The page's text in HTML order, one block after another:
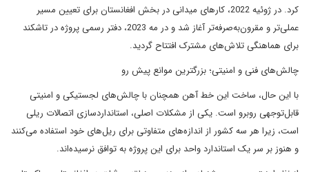
کرد. در ژوئیه 2022، کارهای میدانی در بخش افغانستان برای تعیین مسیر
عملی‌تر و مقرون‌به‌صرفه‌تر آغاز شد و در مه 2023، دفتر رسمی پروژه در تاشکند
برای هماهنگی تلاش‌های مشترک افتتاح گردید.
چالش‌های فنی و امنیتی؛ بزرگترین موانع پیش رو
با این حال، ساخت این خط آهن همچنان با چالش‌های لجستیکی و امنیتی
قابل‌توجهی روبرو است. یکی از مشکلات اصلی، استانداردسازی اتصالات ریلی
است، زیرا هر سه کشور از اندازه‌های متفاوتی برای ریل‌های خود استفاده می‌کنند
و هنوز بر سر یک استاندارد واحد برای این پروژه به توافق نرسیده‌اند.